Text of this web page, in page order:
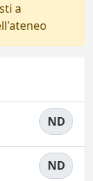
a
ND
ND